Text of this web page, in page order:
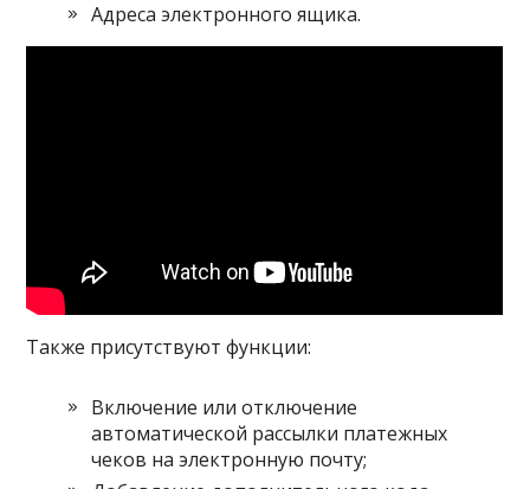
Адреса электронного ящика.
Также присутствуют функции:
Включение или отключение
автоматической рассылки платежных
чеков на электронную почту;